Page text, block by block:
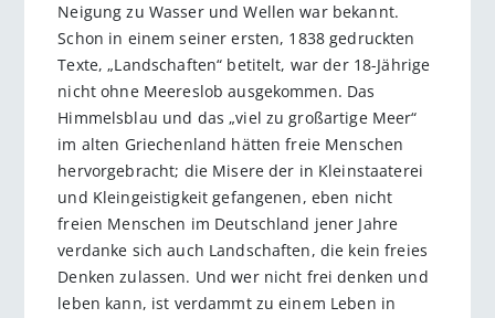
Neigung zu Wasser und Wellen war bekannt.
Schon in einem seiner ersten, 1838 gedruckten
Texte, „Landschaften“ betitelt, war der 18-Jährige
nicht ohne Meereslob ausgekommen. Das
Himmelsblau und das „viel zu groß­artige Meer“
im alten Griechenland hätten freie Menschen
hervorgebracht; die Misere der in Kleinstaaterei
und Kleingeistigkeit gefangenen, eben nicht
freien Menschen im Deutschland jener Jahre
verdanke sich auch Landschaften, die kein freies
Denken zulassen. Und wer nicht frei denken und
leben kann, ist verdammt zu einem Leben in